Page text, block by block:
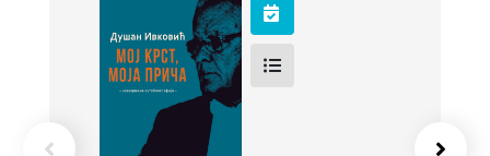
Мој крст, моја
прича
Ивковић Душан